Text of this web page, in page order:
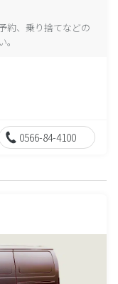
約、乗り捨てなどの
0566-84-4100